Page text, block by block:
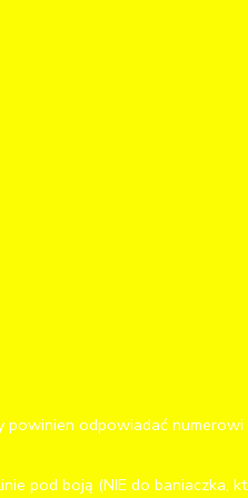
powinien odpowiadać
pod boją (NIE do baniaczka,